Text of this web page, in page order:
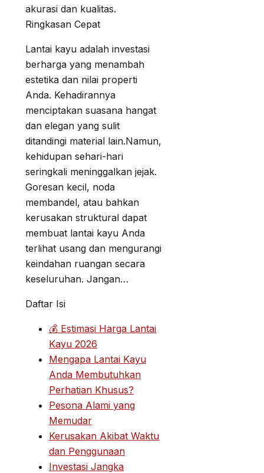
akurasi dan kualitas.
Ringkasan Cepat
Lantai kayu adalah investasi
berharga yang menambah
estetika dan nilai properti
Anda. Kehadirannya
menciptakan suasana hangat
dan elegan yang sulit
ditandingi material lain.Namun,
kehidupan sehari-hari
seringkali meninggalkan jejak.
Goresan kecil, noda
membandel, atau bahkan
kerusakan struktural dapat
membuat lantai kayu Anda
terlihat usang dan mengurangi
keindahan ruangan secara
keseluruhan. Jangan…
Daftar Isi
💰 Estimasi Harga Lantai
Kayu 2026
Mengapa Lantai Kayu
Anda Membutuhkan
Perhatian Khusus?
Pesona Alami yang
Memudar
Kerusakan Akibat Waktu
dan Penggunaan
Investasi Jangka